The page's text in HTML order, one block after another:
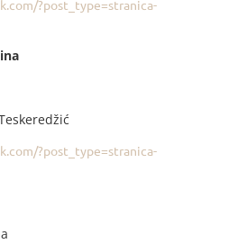
?post_type=stranica-
?post_type=stranica-